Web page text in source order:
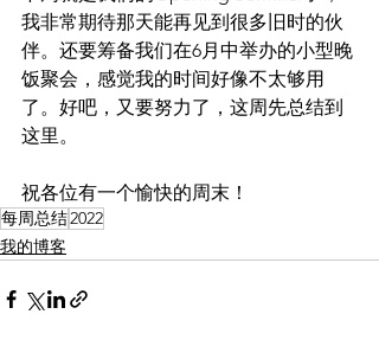
我非常期待那天能再见到很多旧时的伙
伴。还要筹备我们在6月中举办的小型晚
饭聚会，感觉我的时间好像不太够用
了。好吧，又要努力了，这周先总结到
这里。
祝各位有一个愉快的周末！
每周总结2022
我的博客